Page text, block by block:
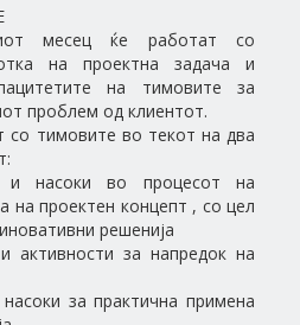
месец ќе работат со
на проектна задача и
на тимовите за
проблем од клиентот.
со тимовите во текот на два
и насоки во процесот на
на проектен концепт , со цел
решенија
активности за напредок на
за практична примена